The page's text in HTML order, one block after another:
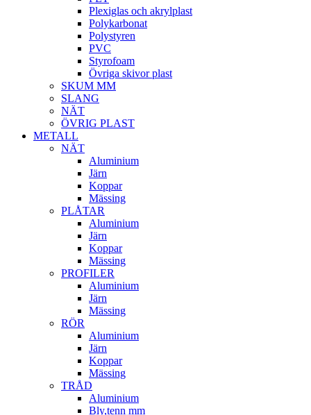
Plexiglas och akrylplast
Polykarbonat
Polystyren
PVC
Styrofoam
Övriga skivor plast
SKUM MM
SLANG
NÄT
ÖVRIG PLAST
METALL
NÄT
Aluminium
Järn
Koppar
Mässing
PLÅTAR
Aluminium
Järn
Koppar
Mässing
PROFILER
Aluminium
Järn
Mässing
RÖR
Aluminium
Järn
Koppar
Mässing
TRÅD
Aluminium
Bly,tenn mm